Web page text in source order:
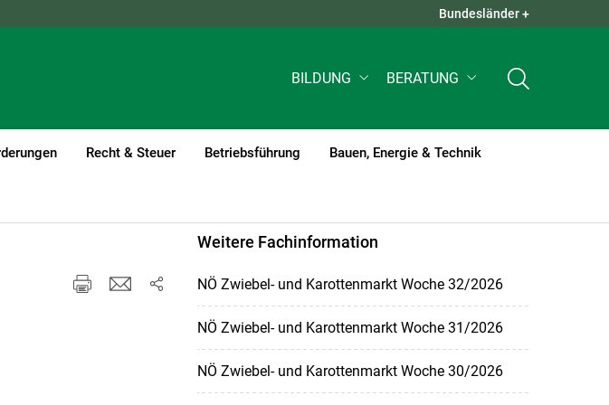
QUICK LINKS +
Bundesländer +
BILDUNG BERATUNG
Recht & Steuer Betriebsführung Bauen, Energie & Technik
Weitere Fachinformation
NÖ Zwiebel- und Karottenmarkt Woche 32/2026
NÖ Zwiebel- und Karottenmarkt Woche 31/2026
NÖ Zwiebel- und Karottenmarkt Woche 30/2026